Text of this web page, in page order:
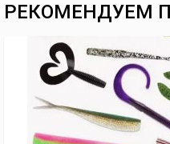
РЕКОМЕНДУЕМ